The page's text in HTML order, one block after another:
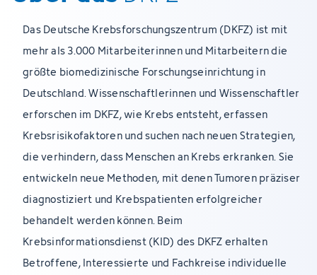
Das Deutsche Krebsforschungszentrum (DKFZ) ist mit
mehr als 3.000 Mitarbeiterinnen und Mitarbeitern die
größte biomedizinische Forschungseinrichtung in
Deutschland. Wissenschaftlerinnen und Wissenschaftler
erforschen im DKFZ, wie Krebs entsteht, erfassen
Krebsrisikofaktoren und suchen nach neuen Strategien,
die verhindern, dass Menschen an Krebs erkranken. Sie
entwickeln neue Methoden, mit denen Tumoren präziser
diagnostiziert und Krebspatienten erfolgreicher
behandelt werden können. Beim
Krebsinformationsdienst (KID) des DKFZ erhalten
Betroffene, Interessierte und Fachkreise individuelle